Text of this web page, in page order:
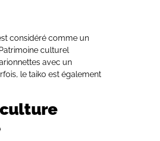
considéré comme un
culturel
avec un
le taiko est également